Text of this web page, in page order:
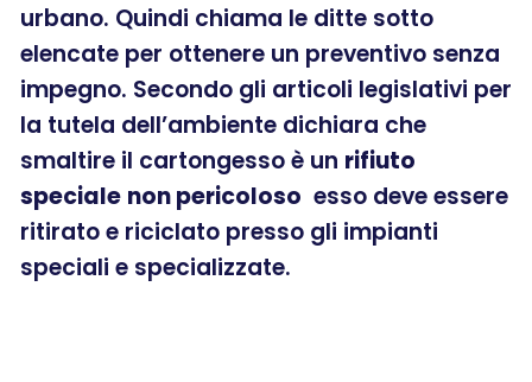
urbano. Quindi chiama le ditte sotto
elencate per ottenere un preventivo senza
impegno. Secondo gli articoli legislativi per
la tutela dell’ambiente dichiara che
smaltire il cartongesso è un rifiuto
speciale non pericoloso esso deve essere
ritirato e riciclato presso gli impianti
speciali e specializzate.